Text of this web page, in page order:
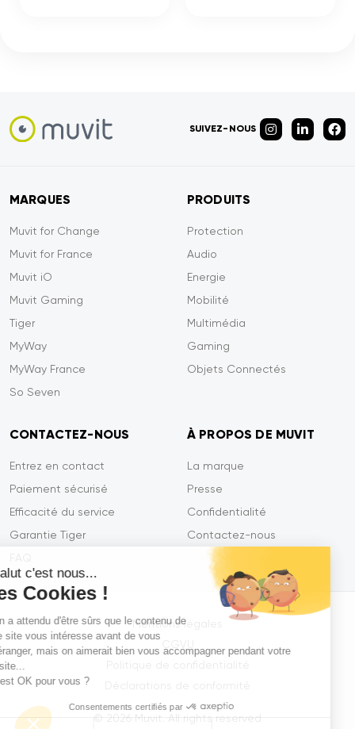
Salut c'est nous...
les Cookies !
On a attendu d'être sûrs que le contenu de
ce site vous intéresse avant de vous
déranger, mais on aimerait bien vous accompagner pendant votre
C'est OK pour vous ?
Consentements certifiés par
SUIVEZ-NOUS
MARQUES
Muvit for Change
Muvit for France
Muvit iO
Muvit Gaming
Tiger
MyWay
MyWay France
So Seven
PRODUITS
Protection
Audio
Energie
Mobilité
Multimédia
Gaming
Objets Connectés
CONTACTEZ-NOUS
Entrez en contact
Paiement sécurisé
Efficacité du service
Garantie Tiger
À PROPOS DE MUVIT
La marque
Presse
Confidentialité
Contactez-nous
© 2026 Muvit. All rights reserved
Mentions légales